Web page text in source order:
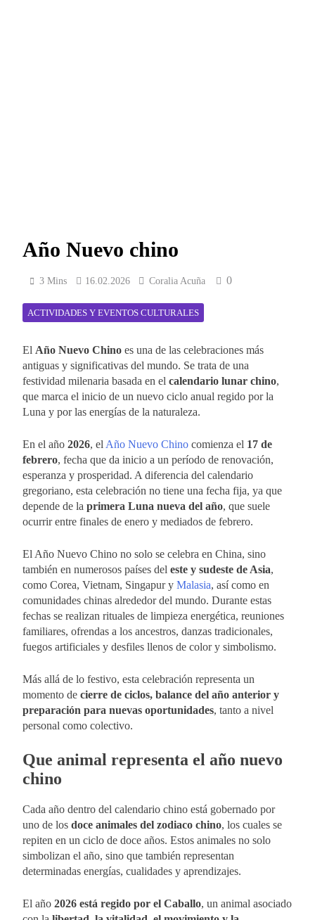
Año Nuevo chino
3 Mins 16.02.2026 Coralia Acuña 0
ACTIVIDADES Y EVENTOS CULTURALES
El Año Nuevo Chino es una de las celebraciones más
antiguas y significativas del mundo. Se trata de una
festividad milenaria basada en el calendario lunar chino,
que marca el inicio de un nuevo ciclo anual regido por la
Luna y por las energías de la naturaleza.
En el año 2026, el Año Nuevo Chino comienza el 17 de
febrero, fecha que da inicio a un período de renovación,
esperanza y prosperidad. A diferencia del calendario
gregoriano, esta celebración no tiene una fecha fija, ya que
depende de la primera Luna nueva del año, que suele
ocurrir entre finales de enero y mediados de febrero.
El Año Nuevo Chino no solo se celebra en China, sino
también en numerosos países del este y sudeste de Asia,
como Corea, Vietnam, Singapur y Malasia, así como en
comunidades chinas alrededor del mundo. Durante estas
fechas se realizan rituales de limpieza energética, reuniones
familiares, ofrendas a los ancestros, danzas tradicionales,
fuegos artificiales y desfiles llenos de color y simbolismo.
Más allá de lo festivo, esta celebración representa un
momento de cierre de ciclos, balance del año anterior y
preparación para nuevas oportunidades, tanto a nivel
personal como colectivo.
Que animal representa el año nuevo
chino
Cada año dentro del calendario chino está gobernado por
uno de los doce animales del zodiaco chino, los cuales se
repiten en un ciclo de doce años. Estos animales no solo
simbolizan el año, sino que también representan
determinadas energías, cualidades y aprendizajes.
El año 2026 está regido por el Caballo, un animal asociado